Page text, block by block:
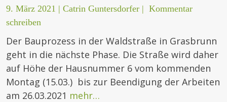
9. März 2021 | Catrin Guntersdorfer | Kommentar
schreiben
Der Bauprozess in der Waldstraße in Grasbrunn
geht in die nächste Phase. Die Straße wird daher
auf Höhe der Hausnummer 6 vom kommenden
Montag (15.03.) bis zur Beendigung der Arbeiten
am 26.03.2021 mehr…